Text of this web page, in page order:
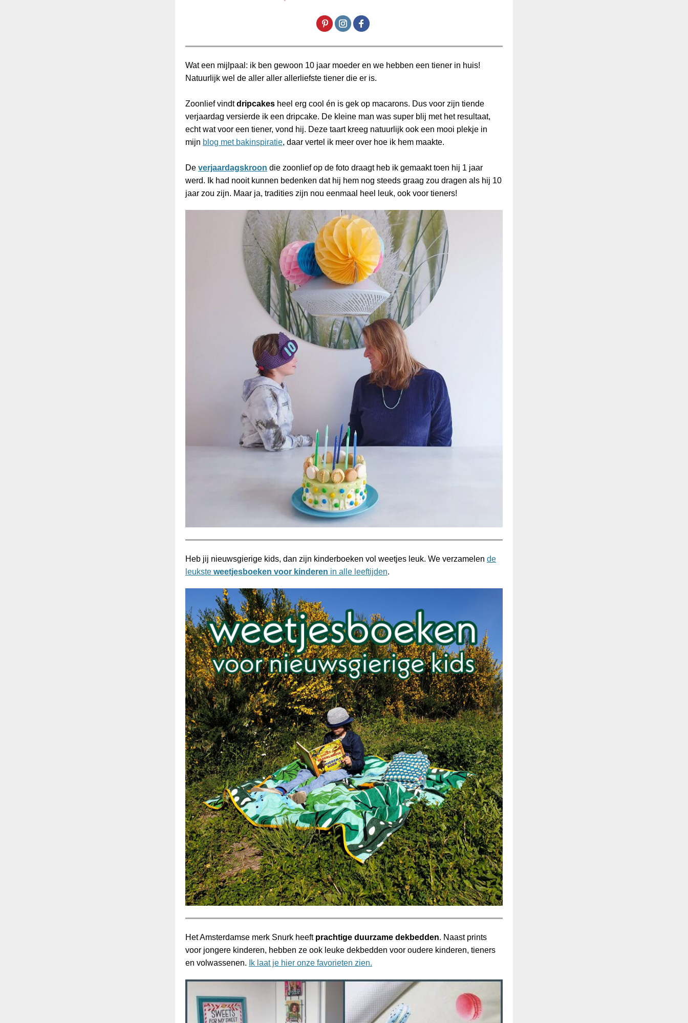
Wat een mijlpaal: ik ben gewoon 10 jaar moeder en we hebben een tiener in huis!
Natuurlijk wel de aller aller allerliefste tiener die er is.
Zoonlief vindtdripcakes heel erg cool én is gek op macarons. Dus voor zijn tiende
verjaardag versierde ik een dripcake. De kleine man was super blij met het resultaat,
echt wat voor een tiener, vond hij. Deze taart kreeg natuurlijk ook een mooi plekje in
mijn blog met bakinspiratie, daar vertel ik meer over hoe ik hem maakte.
De verjaardagskroon die zoonlief op de foto draagt heb ik gemaakt toen hij 1 jaar
werd. Ik had nooit kunnen bedenken dat hij hem nog steeds graag zou dragen als hij 10
jaar zou zijn. Maar ja, tradities zijn nou eenmaal heel leuk, ook voor tieners!
Heb jij nieuwsgierige kids, dan zijn kinderboeken vol weetjes leuk. We verzamelen de
leukste weetjesboeken voor kinderen in alle leeftijden.
Het Amsterdamse merk Snurk heeft prachtige duurzame dekbedden. Naast prints
voor jongere kinderen, hebben ze ook leuke dekbedden voor oudere kinderen, tieners
en volwassenen.
Ik laat je hier onze favorieten zien.